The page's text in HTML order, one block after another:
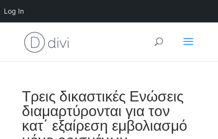
Log In
Τρεις δικαστικές Ενώσεις
διαμαρτύρονται για τον
κατ΄ εξαίρεση εμβολιασμό